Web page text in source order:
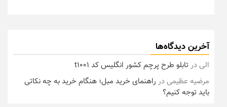
آخرین دیدگاه‌ها
الیدرتابلو طرح پرچم کشور انگلیس کد t1001
مرضیه عظیمیدر راهنمای خرید مبل؛ هنگام خرید به چه نکاتی
باید توجه کنیم؟